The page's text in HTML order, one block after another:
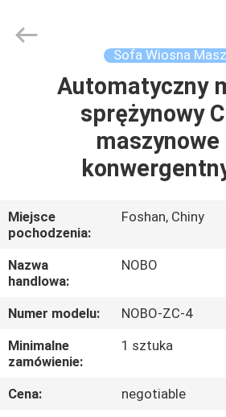
PRODUKTY
NAS
WYCIECZKA
PO
FABRYCE
KONTROLA
JAKOŚCI
Ltd..
Sofa Wiosna
Automatyczny
sprężynowy
maszynowe
Miejsce
pochodzenia:
Foshan, Chiny
Nazwa
handlowa:
NOBO
Numer modelu:
NOBO-ZC-4
Minimalne
zamówienie:
1 sztuka
Cena:
negotiable